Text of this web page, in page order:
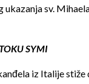
ukazanja sv.
SYMI
iz Italije stiže